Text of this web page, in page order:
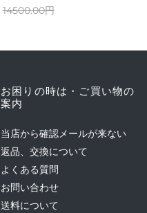
14500.00円
お困りの時は・ご買い物の
案内
当店から確認メールが来ない
返品、交換について
よくある質問
お問い合わせ
送料について